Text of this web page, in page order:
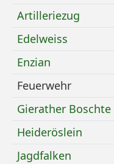
Mehr Details zu
Artilleriezug
Mehr Details zu
Edelweiss
Mehr Details zu
Enzian
Mehr Details zu
Feuerwehr
Mehr Details zu
Gierather Boschte
Mehr Details zu
Heideröslein
Mehr Details zu
Jagdfalken